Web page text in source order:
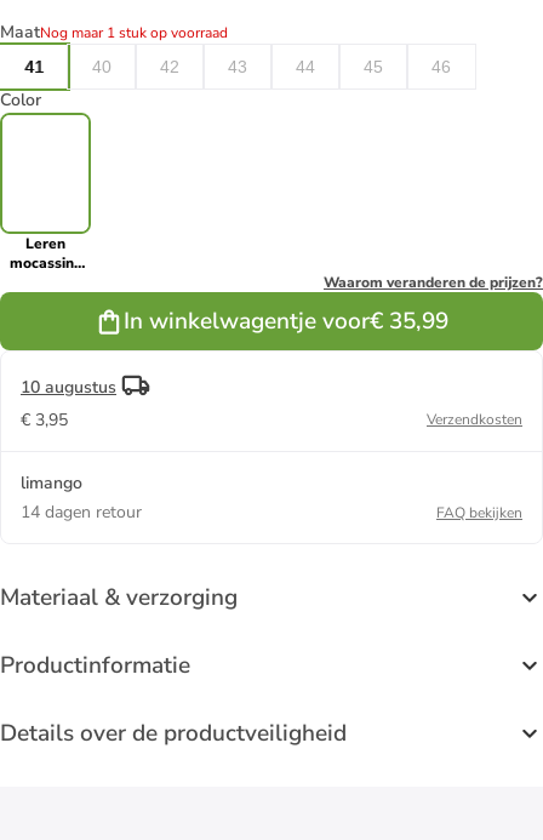
MaatNog maar 1 stuk op voorraad
41
40 42 43 44 45 46
Color
Leren
mocassins
Waarom veranderen de prijzen?
In winkelwagentje voor€ 35,99
10 augustus
€ 3,95
Verzendkosten
limango
14 dagen retour
FAQ bekijken
Materiaal & verzorging
Productinformatie
Details over de productveiligheid